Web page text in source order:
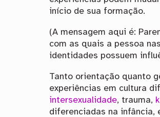
início de sua formação.
(A mensagem aqui é:
com as quais a pessoa
identidades possuem
Tanto orientação quanto
experiências em cultura
intersexualidade, trauma,
diferenciadas na infância,